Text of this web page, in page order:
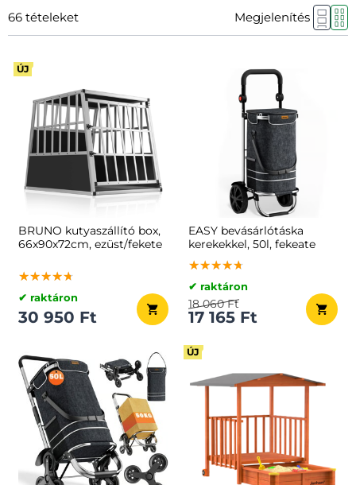
66 tételeket Megjelenítés
ÚJ
BRUNO kutyaszállító box,
66x90x72cm, ezüst/fekete
★★★★★
★★★★★
★★★★★
✔ raktáron
30 950 Ft
EASY bevásárlótáska
kerekekkel, 50l, fekeate
★★★★★
★★★★★
★★★★★
✔ raktáron
17 165 Ft
18 060 Ft
ÚJ